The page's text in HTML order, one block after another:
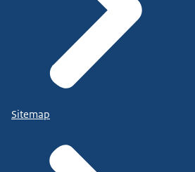
Sitemap